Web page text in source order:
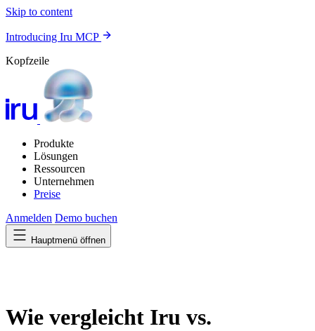
Skip to content
Introducing Iru MCP
Kopfzeile
Produkte
Lösungen
Ressourcen
Unternehmen
Preise
Anmelden Demo buchen
Hauptmenü öffnen
Wie vergleicht Iru vs.